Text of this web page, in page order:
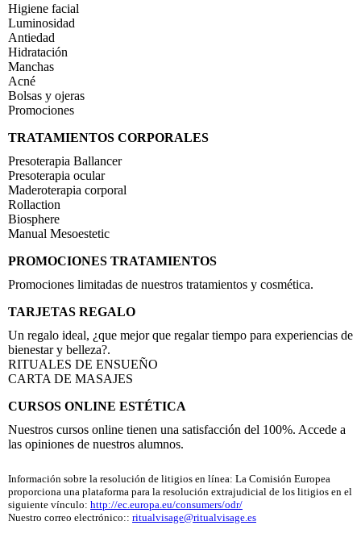
Higiene facial
Luminosidad
Antiedad
Hidratación
Manchas
Acné
Bolsas y ojeras
Promociones
TRATAMIENTOS CORPORALES
Presoterapia Ballancer
Presoterapia ocular
Maderoterapia corporal
Rollaction
Biosphere
Manual Mesoestetic
PROMOCIONES TRATAMIENTOS
Promociones limitadas de nuestros tratamientos y cosmética.
TARJETAS REGALO
Un regalo ideal, ¿que mejor que regalar tiempo para experiencias de
bienestar y belleza?.
RITUALES DE ENSUEÑO
CARTA DE MASAJES
CURSOS ONLINE ESTÉTICA
Nuestros cursos online tienen una satisfacción del 100%. Accede a
las opiniones de nuestros alumnos.
Información sobre la resolución de litigios en línea: La Comisión Europea
proporciona una plataforma para la resolución extrajudicial de los litigios en el
siguiente vínculo: http://ec.europa.eu/consumers/odr/
Nuestro correo electrónico:: ritualvisage@ritualvisage.es